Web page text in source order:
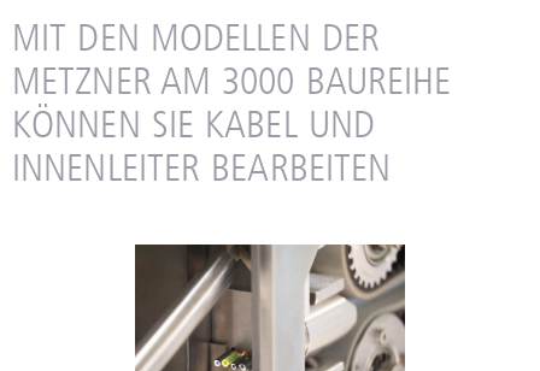
MIT DEN MODELLEN DER
METZNER AM 3000 BAUREIHE
KÖNNEN SIE KABEL UND
INNENLEITER BEARBEITEN